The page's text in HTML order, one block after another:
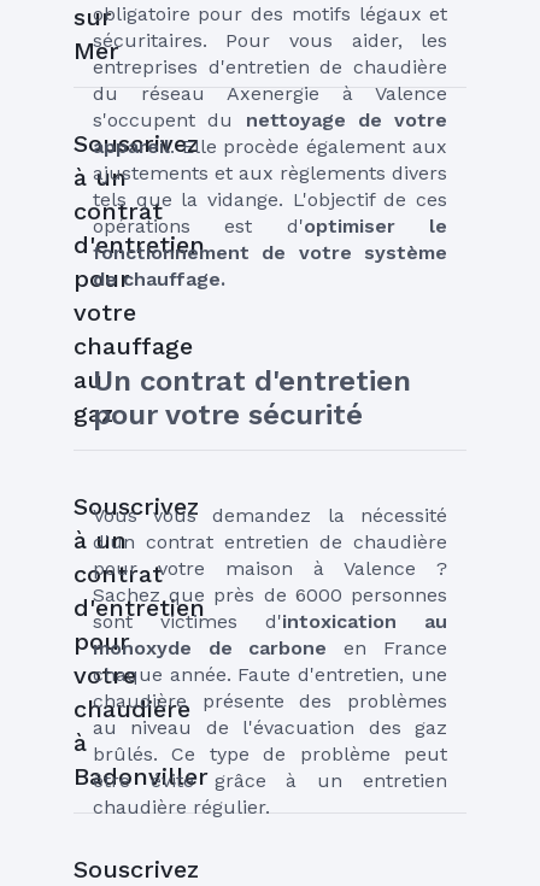
obligatoire pour des motifs légaux et
sécuritaires. Pour vous aider, les
entreprises d'entretien de chaudière
du réseau Axenergie à Valence
s'occupent du nettoyage de votre
appareil. Elle procède également aux
ajustements et aux règlements divers
tels que la vidange. L'objectif de ces
opérations est d'optimiser le
fonctionnement de votre système
de chauffage.
Un contrat d'entretien
pour votre sécurité
Vous vous demandez la nécessité
d'un contrat entretien de chaudière
pour votre maison à Valence ?
Sachez que près de 6000 personnes
sont victimes d'intoxication au
monoxyde de carbone en France
chaque année. Faute d'entretien, une
chaudière présente des problèmes
au niveau de l'évacuation des gaz
brûlés. Ce type de problème peut
être évité grâce à un entretien
chaudière régulier.
sur
Mer
Souscrivez
à un
contrat
d'entretien
pour
votre
chauffage
au
gaz
Souscrivez
à un
contrat
d'entretien
pour
votre
chaudière
à
Badonviller
Souscrivez